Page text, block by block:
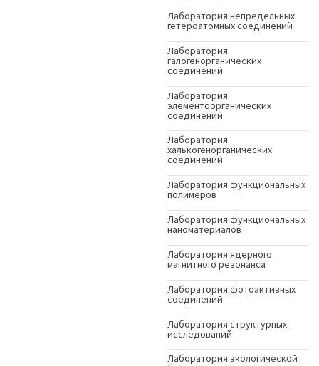
Лаборатория непредельных
гетероатомных соединений
Лаборатория
галогенорганических
соединений
Лаборатория
элементоорганических
соединений
Лаборатория
халькогенорганических
соединений
Лаборатория функциональных
полимеров
Лаборатория функциональных
наноматериалов
Лаборатория ядерного
магнитного резонанса
Лаборатория фотоактивных
соединений
Лаборатория структурных
исследований
Лаборатория экологической